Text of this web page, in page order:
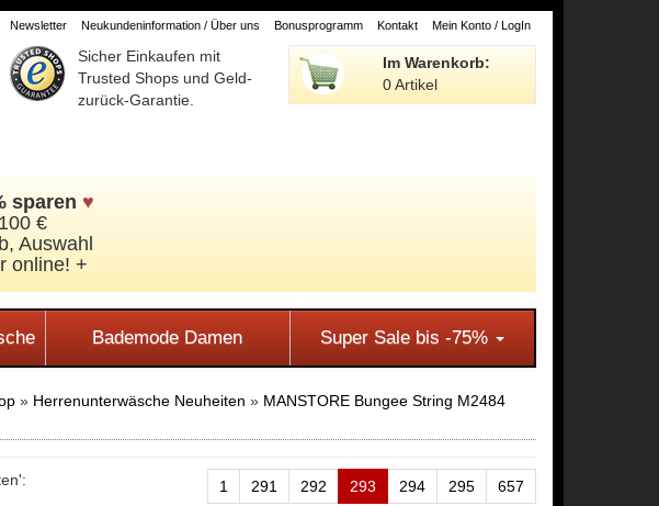
Newsletter Neukundeninformation / Über uns Bonusprogramm Kontakt Mein Konto / LogIn
Sicher Einkaufen mit
Trusted Shops und Geld-
zurück-Garantie.
Im Warenkorb:
0 Artikel
sparen ♥
€
Auswahl
online! +
Bademode Damen Super Sale bis -75%
» Herrenunterwäsche Neuheiten » MANSTORE Bungee String M2484
1 291 292 293 294 295 657